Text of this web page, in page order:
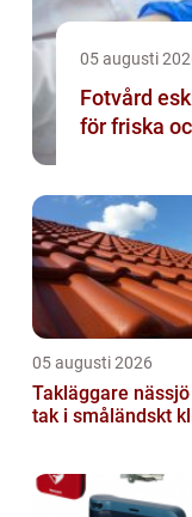
05 augusti
Fotvård eskilstuna
för friska
05 augusti 2026
Takläggare nässjö trygga
tak i småländskt